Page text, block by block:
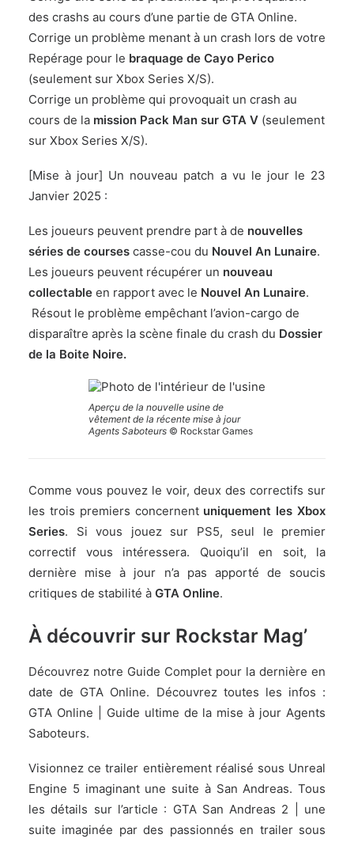
des crashs au cours d’une partie de GTA Online.
Corrige un problème menant à un crash lors de votre
Repérage pour le braquage de Cayo Perico
(seulement sur Xbox Series X/S).
Corrige un problème qui provoquait un crash au
cours de la mission Pack Man sur GTA V (seulement
sur Xbox Series X/S).
[Mise à jour] Un nouveau patch a vu le jour le 23
Janvier 2025 :
Les joueurs peuvent prendre part à de nouvelles
séries de courses casse-cou du Nouvel An Lunaire.
Les joueurs peuvent récupérer un nouveau
collectable en rapport avec le Nouvel An Lunaire.
Résout le problème empêchant l’avion-cargo de
disparaître après la scène finale du crash du Dossier
de la Boite Noire.
Aperçu de la nouvelle usine de
vêtement de la récente mise à jour
Agents Saboteurs © Rockstar Games
Comme vous pouvez le voir, deux des correctifs sur
les trois premiers concernent uniquement les Xbox
Series. Si vous jouez sur PS5, seul le premier
correctif vous intéressera. Quoiqu’il en soit, la
dernière mise à jour n’a pas apporté de soucis
critiques de stabilité à GTA Online.
À découvrir sur Rockstar Mag’
Découvrez notre Guide Complet pour la dernière en
date de GTA Online. Découvrez toutes les infos :
GTA Online | Guide ultime de la mise à jour Agents
Saboteurs.
Visionnez ce trailer entièrement réalisé sous Unreal
Engine 5 imaginant une suite à San Andreas. Tous
les détails sur l’article : GTA San Andreas 2 | une
suite imaginée par des passionnés en trailer sous